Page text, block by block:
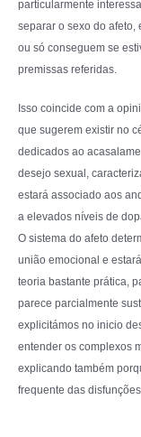
particularmente
separar o sexo do afeto,
ou só conseguem se
premissas referidas.
Isso coincide com a
que sugerem existir no
dedicados ao
desejo sexual,
estará associado aos
a elevados níveis de
O sistema do afeto
união emocional e
teoria bastante prática,
parece parcialmente
explicitámos no inicio
entender os complexos
explicando também
frequente das